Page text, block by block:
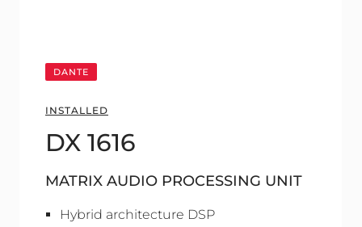
DANTE
INSTALLED
DX 1616
MATRIX AUDIO PROCESSING UNIT
Hybrid architecture DSP